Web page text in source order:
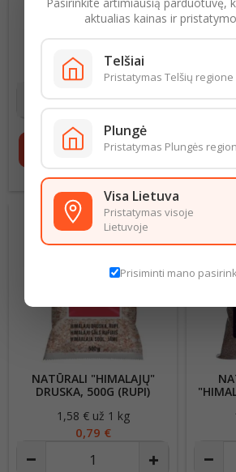
RUDASIS CUKRUS 500G
Kaina
3,10 € už 1 kg
1,55 €
Į krepšelį shopping_cart
NATŪRALI "HIMALAJŲ"
DRUSKA, 500G (RUPI)
Kaina
1,58 € už 1 kg
0,79 €
aktualias kainas ir
Telšiai
Pristatymas Telšių regione
Plungė
Pristatymas Plungės
Visa Lietuva
Pristatymas visoje
Lietuvoje
Prisiminti mano